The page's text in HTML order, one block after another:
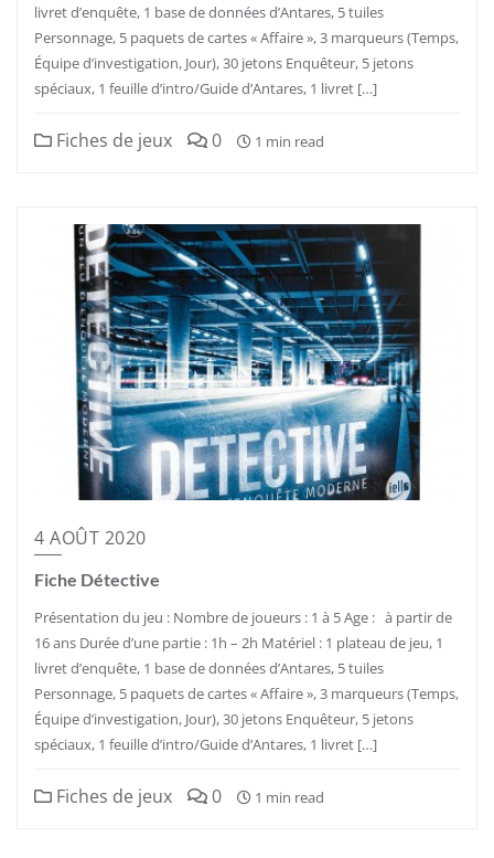
livret d’enquête, 1 base de données d’Antares, 5 tuiles
Personnage, 5 paquets de cartes « Affaire », 3 marqueurs (Temps,
Équipe d’investigation, Jour), 30 jetons Enquêteur, 5 jetons
spéciaux, 1 feuille d’intro/Guide d’Antares, 1 livret […]
Fiches de jeux 0 1 min read
4 AOÛT 2020
Fiche Détective
Présentation du jeu : Nombre de joueurs : 1 à 5 Age : à partir de
16 ans Durée d’une partie : 1h – 2h Matériel : 1 plateau de jeu, 1
livret d’enquête, 1 base de données d’Antares, 5 tuiles
Personnage, 5 paquets de cartes « Affaire », 3 marqueurs (Temps,
Équipe d’investigation, Jour), 30 jetons Enquêteur, 5 jetons
spéciaux, 1 feuille d’intro/Guide d’Antares, 1 livret […]
Fiches de jeux 0 1 min read